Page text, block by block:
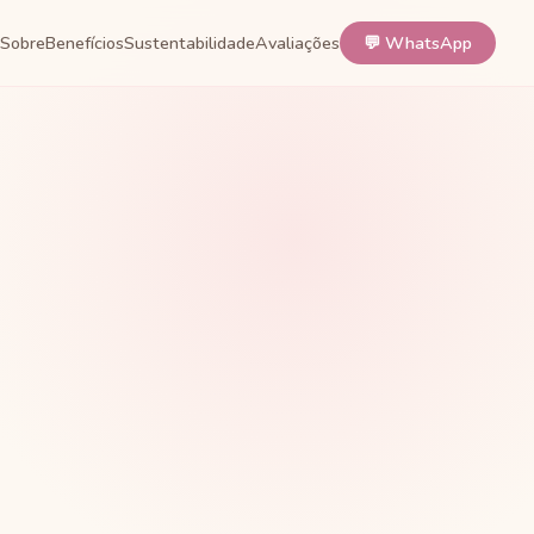
SobreBenefíciosSustentabilidadeAvaliações 💬 WhatsApp